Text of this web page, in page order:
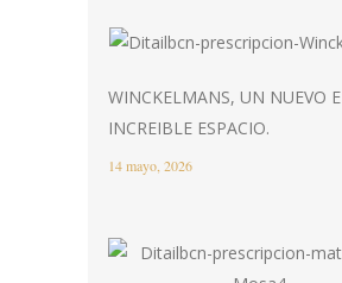
WINCKELMANS, UN NUEVO E
INCREIBLE ESPACIO.
14 mayo, 2026